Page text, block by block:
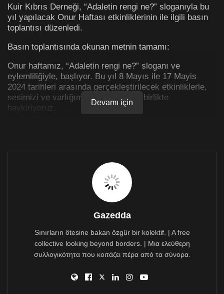
Kuir Kıbrıs Derneği, “Adaletin rengi ne?” sloganıyla bu
yıl yapılacak Onur Haftası etkinliklerinin ile ilgili basın
toplantısı düzenledi.
Basın toplantısında okunan metnin tamamı:
Onur haftamız, “Adaletin rengi ne?” sloganı ve
eylemliliğiyle, başlıyor. Bu yıl 8 Mayıs ile 17 Mayis
2024 tarihleri arasında gerçekleştirilecek etkinliklerle,
sesimizi ve varlığımızı bir kez daha birlikte
haykiriyoruz.
zorluklarını hiçbir ayrımcılığa maruz kalmadan, özgür
bireyler olarak deneyimlemek istiyoruz.Birey olmak,
birlikte özgür olmakla gelişsin, bir arada hayatta birlikte
var olalım istiyoruz. Varliğimiz tehdit değil,
çeşitliliğimizdir! Hayatın her alanında LGBTİ+lar vardir
ve var olmaya devam edecektir.Bu toplumun tüm
bireyleri için, eşit ve adil bir yaşam yaratmak; hepimizin
yaşam hakkını korumak da yetkililerin en birincil
sorumluluğudur!
Bizleri yok sayan, norm dışı gösteren, nefret söyleminin
öznesi haline getiren tüm söylem ve uygulamalara karşı
Devamı için
Gazedda
Sınırların ötesine bakan özgür bir kolektif. | A free
collective looking beyond borders. | Μια ελεύθερη
συλλογικότητα που κοιτάζει πέρα από τα σύνορα.